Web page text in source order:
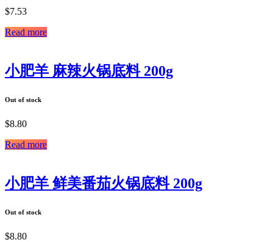
$7.53
Read more
小肥羊 麻辣火锅底料 200g
Out of stock
$8.80
Read more
小肥羊 鲜美番茄火锅底料 200g
Out of stock
$8.80